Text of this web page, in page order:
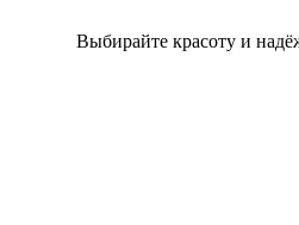
Выбирайте красоту и